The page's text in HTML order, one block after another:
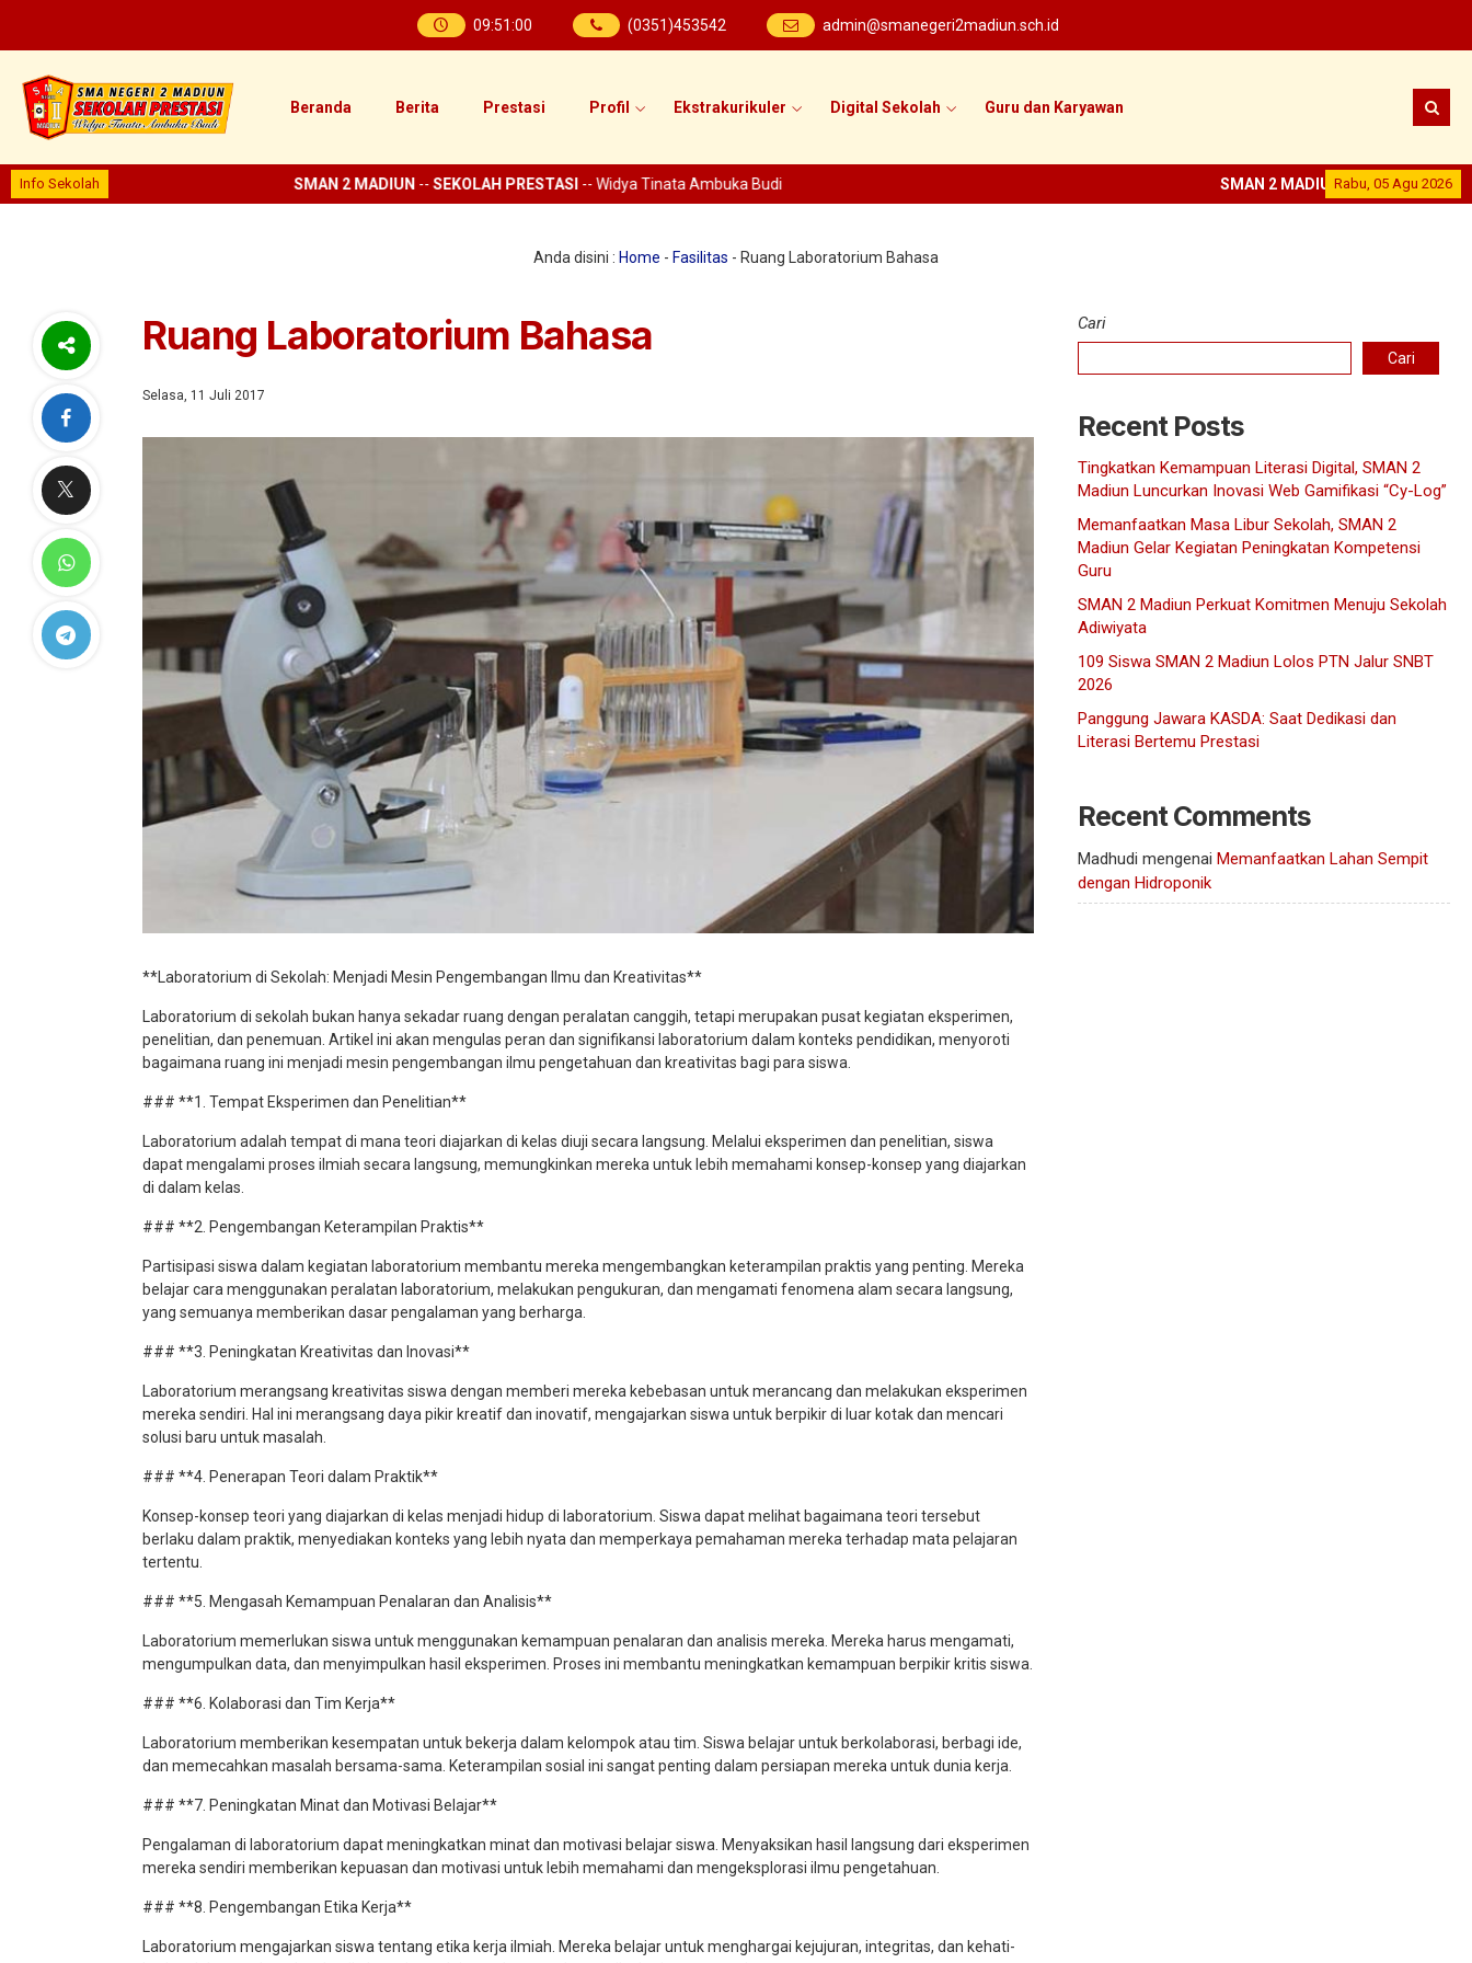
09:51:00 (0351)453542 admin@smanegeri2madiun.sch.id
Beranda Berita Prestasi Profil Ekstrakurikuler Digital Sekolah Guru dan Karyawan
Info Sekolah Rabu, 05 Agu 2026
SMAN 2 MADIUN --SEKOLAH
SMAN 2 MADIUN --SEKOLAH PRESTASI-- Widya Tinata Ambuka Budi
Anda disini : Home - Fasilitas - Ruang Laboratorium Bahasa
Ruang Laboratorium Bahasa
Selasa, 11 Juli 2017
**Laboratorium di Sekolah: Menjadi Mesin Pengembangan Ilmu dan Kreativitas**
Laboratorium di sekolah bukan hanya sekadar ruang dengan peralatan canggih, tetapi merupakan pusat kegiatan eksperimen,
penelitian, dan penemuan. Artikel ini akan mengulas peran dan signifikansi laboratorium dalam konteks pendidikan, menyoroti
bagaimana ruang ini menjadi mesin pengembangan ilmu pengetahuan dan kreativitas bagi para siswa.
### **1. Tempat Eksperimen dan Penelitian**
Laboratorium adalah tempat di mana teori diajarkan di kelas diuji secara langsung. Melalui eksperimen dan penelitian, siswa
dapat mengalami proses ilmiah secara langsung, memungkinkan mereka untuk lebih memahami konsep-konsep yang diajarkan
di dalam kelas.
### **2. Pengembangan Keterampilan Praktis**
Partisipasi siswa dalam kegiatan laboratorium membantu mereka mengembangkan keterampilan praktis yang penting. Mereka
belajar cara menggunakan peralatan laboratorium, melakukan pengukuran, dan mengamati fenomena alam secara langsung,
yang semuanya memberikan dasar pengalaman yang berharga.
### **3. Peningkatan Kreativitas dan Inovasi**
Laboratorium merangsang kreativitas siswa dengan memberi mereka kebebasan untuk merancang dan melakukan eksperimen
mereka sendiri. Hal ini merangsang daya pikir kreatif dan inovatif, mengajarkan siswa untuk berpikir di luar kotak dan mencari
solusi baru untuk masalah.
### **4. Penerapan Teori dalam Praktik**
Konsep-konsep teori yang diajarkan di kelas menjadi hidup di laboratorium. Siswa dapat melihat bagaimana teori tersebut
berlaku dalam praktik, menyediakan konteks yang lebih nyata dan memperkaya pemahaman mereka terhadap mata pelajaran
tertentu.
### **5. Mengasah Kemampuan Penalaran dan Analisis**
Laboratorium memerlukan siswa untuk menggunakan kemampuan penalaran dan analisis mereka. Mereka harus mengamati,
mengumpulkan data, dan menyimpulkan hasil eksperimen. Proses ini membantu meningkatkan kemampuan berpikir kritis siswa.
### **6. Kolaborasi dan Tim Kerja**
Laboratorium memberikan kesempatan untuk bekerja dalam kelompok atau tim. Siswa belajar untuk berkolaborasi, berbagi ide,
dan memecahkan masalah bersama-sama. Keterampilan sosial ini sangat penting dalam persiapan mereka untuk dunia kerja.
### **7. Peningkatan Minat dan Motivasi Belajar**
Pengalaman di laboratorium dapat meningkatkan minat dan motivasi belajar siswa. Menyaksikan hasil langsung dari eksperimen
mereka sendiri memberikan kepuasan dan motivasi untuk lebih memahami dan mengeksplorasi ilmu pengetahuan.
### **8. Pengembangan Etika Kerja**
Laboratorium mengajarkan siswa tentang etika kerja ilmiah. Mereka belajar untuk menghargai kejujuran, integritas, dan kehati-
Cari
Cari
Recent Posts
Tingkatkan Kemampuan Literasi Digital, SMAN 2
Madiun Luncurkan Inovasi Web Gamifikasi “Cy-Log”
Memanfaatkan Masa Libur Sekolah, SMAN 2
Madiun Gelar Kegiatan Peningkatan Kompetensi
Guru
SMAN 2 Madiun Perkuat Komitmen Menuju Sekolah
Adiwiyata
109 Siswa SMAN 2 Madiun Lolos PTN Jalur SNBT
2026
Panggung Jawara KASDA: Saat Dedikasi dan
Literasi Bertemu Prestasi
Recent Comments
Madhudi mengenai Memanfaatkan Lahan Sempit
dengan Hidroponik